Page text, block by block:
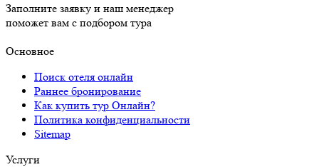
Заполните заявку и наш менеджер
поможет вам с подбором тура
Основное
Поиск отеля онлайн
Раннее бронирование
Как купить тур Онлайн?
Политика конфиденциальности
Sitemap
Услуги